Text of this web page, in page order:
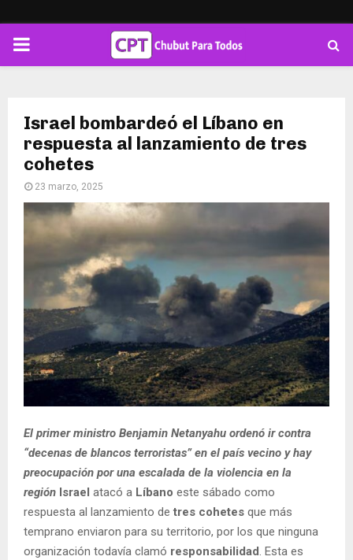
PRIMARY
Israel bombardeó el Líbano en
respuesta al lanzamiento de tres
cohetes
23 marzo, 2025
El primer ministro Benjamin Netanyahu ordenó ir contra
“decenas de blancos terroristas” en el país vecino y hay
preocupación por una escalada de la violencia en la
región Israel atacó a Líbano este sábado como
respuesta al lanzamiento de tres cohetes que más
temprano enviaron para su territorio, por los que ninguna
organización todavía clamó responsabilidad. Esta es